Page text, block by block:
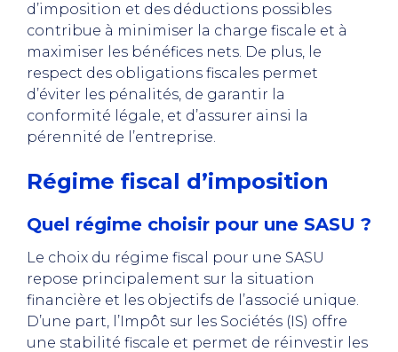
d’imposition et des déductions possibles
contribue à minimiser la charge fiscale et à
maximiser les bénéfices nets. De plus, le
respect des obligations fiscales permet
d’éviter les pénalités, de garantir la
conformité légale, et d’assurer ainsi la
pérennité de l’entreprise.
Régime fiscal d’imposition
Quel régime choisir pour une SASU ?
Le choix du régime fiscal pour une SASU
repose principalement sur la situation
financière et les objectifs de l’associé unique.
D’une part, l’Impôt sur les Sociétés (IS) offre
une stabilité fiscale et permet de réinvestir les